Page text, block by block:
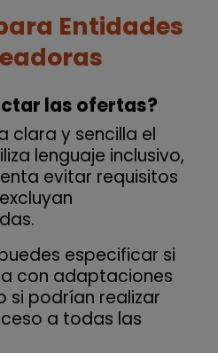
Entidades
las ofertas?
clara y sencilla el
lenguaje inclusivo,
evitar requisitos
especificar si
con adaptaciones
si podrían realizar
a todas las